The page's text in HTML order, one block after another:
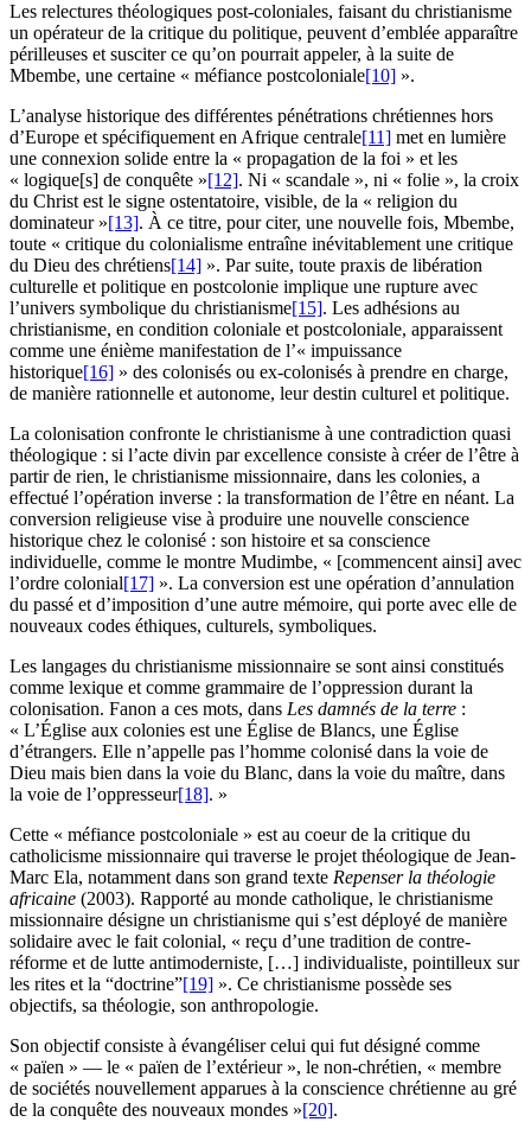
Les relectures théologiques post-coloniales, faisant du christianisme
un opérateur de la critique du politique, peuvent d’emblée apparaître
périlleuses et susciter ce qu’on pourrait appeler, à la suite de
Mbembe, une certaine « méfiance postcoloniale[10] ».
L’analyse historique des différentes pénétrations chrétiennes hors
d’Europe et spécifiquement en Afrique centrale[11] met en lumière
une connexion solide entre la « propagation de la foi » et les
« logique[s] de conquête »[12]. Ni « scandale », ni « folie », la croix
du Christ est le signe ostentatoire, visible, de la « religion du
dominateur »[13]. À ce titre, pour citer, une nouvelle fois, Mbembe,
toute « critique du colonialisme entraîne inévitablement une critique
du Dieu des chrétiens[14] ». Par suite, toute praxis de libération
culturelle et politique en postcolonie implique une rupture avec
l’univers symbolique du christianisme[15]. Les adhésions au
christianisme, en condition coloniale et postcoloniale, apparaissent
comme une énième manifestation de l’« impuissance
historique[16] » des colonisés ou ex-colonisés à prendre en charge,
de manière rationnelle et autonome, leur destin culturel et politique.
La colonisation confronte le christianisme à une contradiction quasi
théologique : si l’acte divin par excellence consiste à créer de l’être à
partir de rien, le christianisme missionnaire, dans les colonies, a
effectué l’opération inverse : la transformation de l’être en néant. La
conversion religieuse vise à produire une nouvelle conscience
historique chez le colonisé : son histoire et sa conscience
individuelle, comme le montre Mudimbe, « [commencent ainsi] avec
l’ordre colonial[17] ». La conversion est une opération d’annulation
du passé et d’imposition d’une autre mémoire, qui porte avec elle de
nouveaux codes éthiques, culturels, symboliques.
Les langages du christianisme missionnaire se sont ainsi constitués
comme lexique et comme grammaire de l’oppression durant la
colonisation. Fanon a ces mots, dans Les damnés de la terre :
« L’Église aux colonies est une Église de Blancs, une Église
d’étrangers. Elle n’appelle pas l’homme colonisé dans la voie de
Dieu mais bien dans la voie du Blanc, dans la voie du maître, dans
la voie de l’oppresseur[18]. »
Cette « méfiance postcoloniale » est au coeur de la critique du
catholicisme missionnaire qui traverse le projet théologique de Jean-
Marc Ela, notamment dans son grand texte Repenser la théologie
africaine (2003). Rapporté au monde catholique, le christianisme
missionnaire désigne un christianisme qui s’est déployé de manière
solidaire avec le fait colonial, « reçu d’une tradition de contre-
réforme et de lutte antimoderniste, […] individualiste, pointilleux sur
les rites et la “doctrine”[19] ». Ce christianisme possède ses
objectifs, sa théologie, son anthropologie.
Son objectif consiste à évangéliser celui qui fut désigné comme
« païen » — le « païen de l’extérieur », le non-chrétien, « membre
de sociétés nouvellement apparues à la conscience chrétienne au gré
de la conquête des nouveaux mondes »[20].